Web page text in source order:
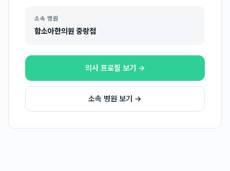
소속 병원
함소아한의원 중랑점
의사 프로필 보기 →
소속 병원 보기 →